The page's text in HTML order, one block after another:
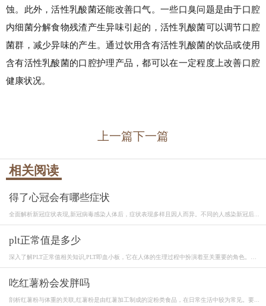
蚀。此外，活性乳酸菌还能改善口气。一些口臭问题是由于口腔
内细菌分解食物残渣产生异味引起的，活性乳酸菌可以调节口腔
菌群，减少异味的产生。通过饮用含有活性乳酸菌的饮品或使用
含有活性乳酸菌的口腔护理产品，都可以在一定程度上改善口腔
健康状况。
上一篇下一篇
相关阅读
得了心冠会有哪些症状
全面解析新冠症状表现,新冠病毒感染人体后，症状表现多样且因人而异。不同的人感染新冠后...
plt正常值是多少
深入了解PLT正常值相关知识,PLT即血小板，它在人体的生理过程中扮演着至关重要的角色。血
吃红薯粉会发胖吗
剖析红薯粉与体重的关联,红薯粉是由红薯加工制成的淀粉类食品，在日常生活中较为常见。要...